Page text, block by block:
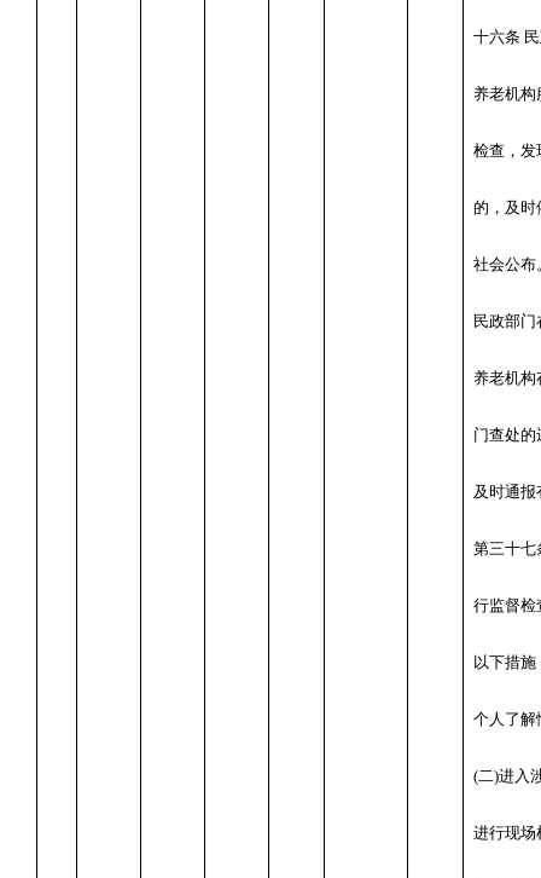
十六条
养老机构
检查，发
的，及时
社会公布
民政部门
养老机构
门查处的
及时通报
第三十七
行监督检
以下措
个人了解
(二)进入
进行现场